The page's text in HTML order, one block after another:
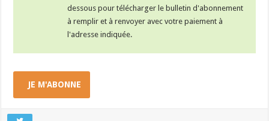
dessous pour télécharger le bulletin d'abonnement
à remplir et à renvoyer avec votre paiement à
l'adresse indiquée.
JE M'ABONNE